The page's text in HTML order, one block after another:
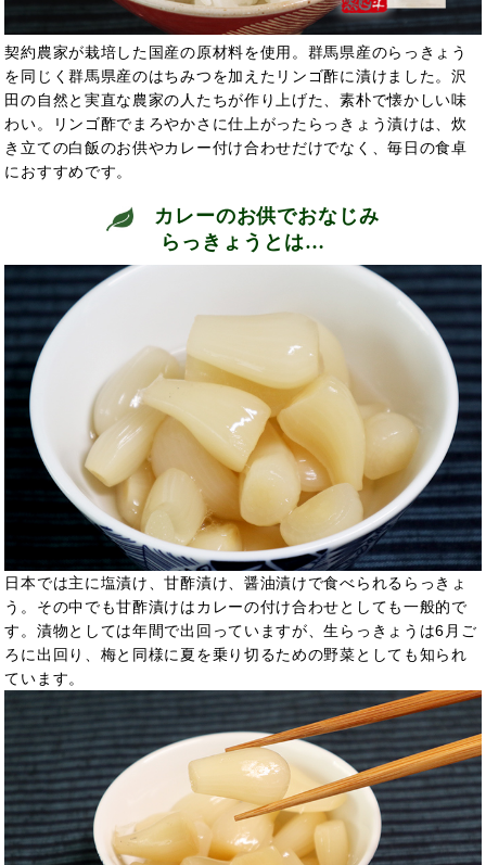
契約農家が栽培した国産の原材料を使用。群馬県産のらっきょう
を同じく群馬県産のはちみつを加えたリンゴ酢に漬けました。沢
田の自然と実直な農家の人たちが作り上げた、素朴で懐かしい味
わい。リンゴ酢でまろやかさに仕上がったらっきょう漬けは、炊
き立ての白飯のお供やカレー付け合わせだけでなく、毎日の食卓
におすすめです。
カレーのお供でおなじみ
らっきょうとは…
日本では主に塩漬け、甘酢漬け、醤油漬けで食べられるらっきょ
う。その中でも甘酢漬けはカレーの付け合わせとしても一般的で
す。漬物としては年間で出回っていますが、生らっきょうは6月ご
ろに出回り、梅と同様に夏を乗り切るための野菜としても知られ
ています。